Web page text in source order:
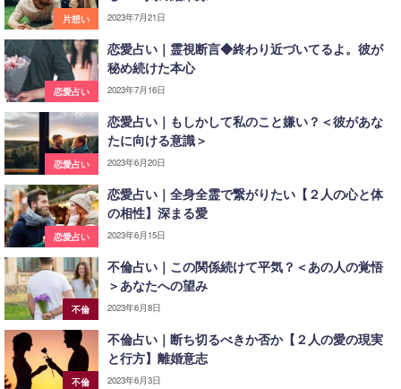
片想い 2023年7月21日
恋愛占い
恋愛占い｜霊視断言◆終わり近づいてるよ。彼が
秘め続けた本心
2023年7月16日
恋愛占い
恋愛占い｜もしかして私のこと嫌い？＜彼があな
たに向ける意識＞
2023年6月20日
恋愛占い
恋愛占い｜全身全霊で繋がりたい【２人の心と体
の相性】深まる愛
2023年6月15日
不倫
不倫占い｜この関係続けて平気？＜あの人の覚悟
＞あなたへの望み
2023年6月8日
不倫
不倫占い｜断ち切るべきか否か【２人の愛の現実
と行方】離婚意志
2023年6月3日